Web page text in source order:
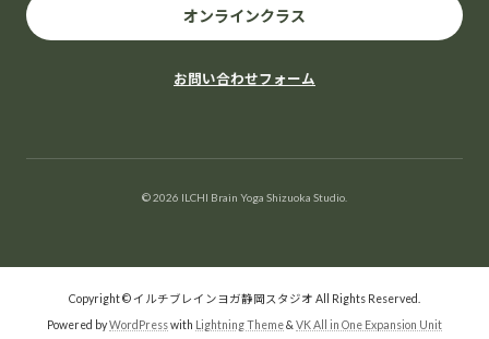
オンラインクラス
お問い合わせフォーム
© 2026 ILCHI Brain Yoga Shizuoka Studio.
Copyright © イルチブレインヨガ静岡スタジオ All Rights Reserved.
Powered byWordPresswith Lightning Theme& VK All in One Expansion Unit